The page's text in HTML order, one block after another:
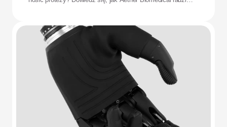
skomplikowanego sterowania.